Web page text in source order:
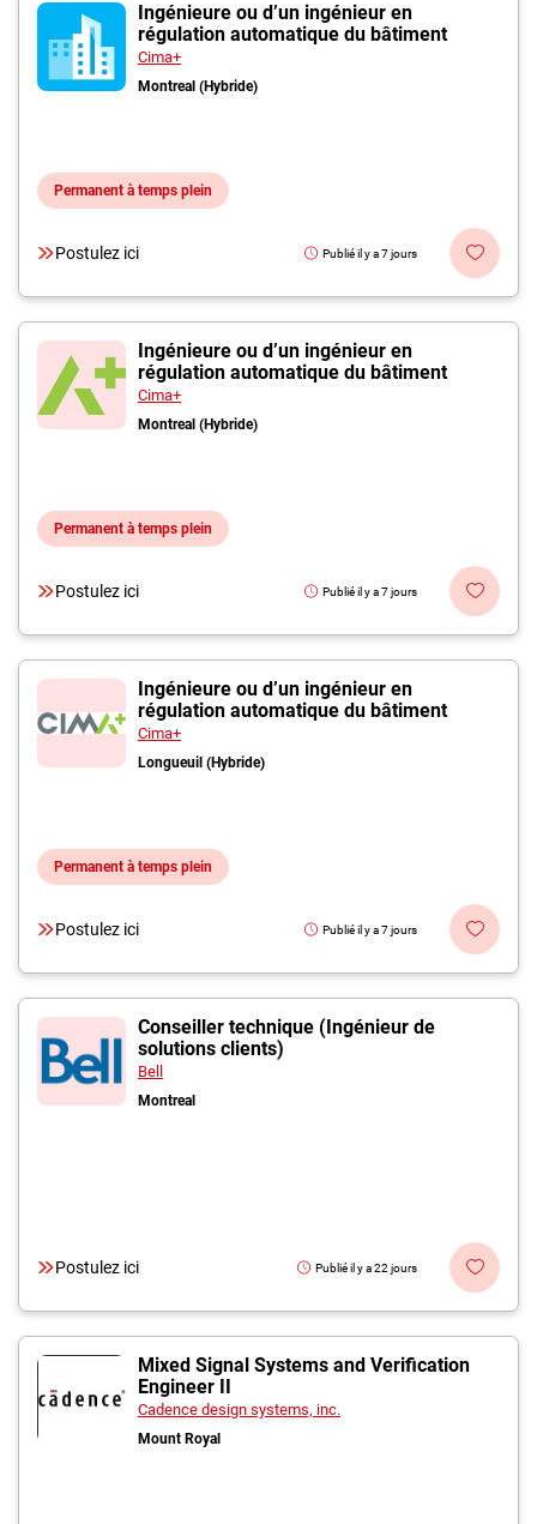
Ingénieure ou d’un ingénieur en
régulation automatique du bâtiment
Cima+
Montreal (Hybride)
Permanent à temps plein
Postulez ici Publié il y a 7 jours
Ingénieure ou d’un ingénieur en
régulation automatique du bâtiment
Cima+
Montreal (Hybride)
Permanent à temps plein
Postulez ici Publié il y a 7 jours
Ingénieure ou d’un ingénieur en
régulation automatique du bâtiment
Cima+
Longueuil (Hybride)
Permanent à temps plein
Postulez ici Publié il y a 7 jours
Conseiller technique (Ingénieur de
solutions clients)
Bell
Montreal
Postulez ici Publié il y a 22 jours
Mixed Signal Systems and Verification
Engineer II
Cadence design systems, inc.
Mount Royal